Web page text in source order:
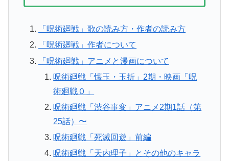
「呪術廻戦」歌の読み方・作者の読み方
「呪術廻戦」作者について
「呪術廻戦」アニメと漫画について
呪術廻戦「懐玉・玉折」2期・映画「呪
術廻戦０」
呪術廻戦「渋谷事変」アニメ2期1話（第
25話）〜
呪術廻戦「死滅回遊」前編
呪術廻戦「天内理子」とその他のキャラ